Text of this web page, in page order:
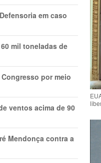
em caso
mil toneladas de
por meio
ventos acima de 90
Mendonça contra a